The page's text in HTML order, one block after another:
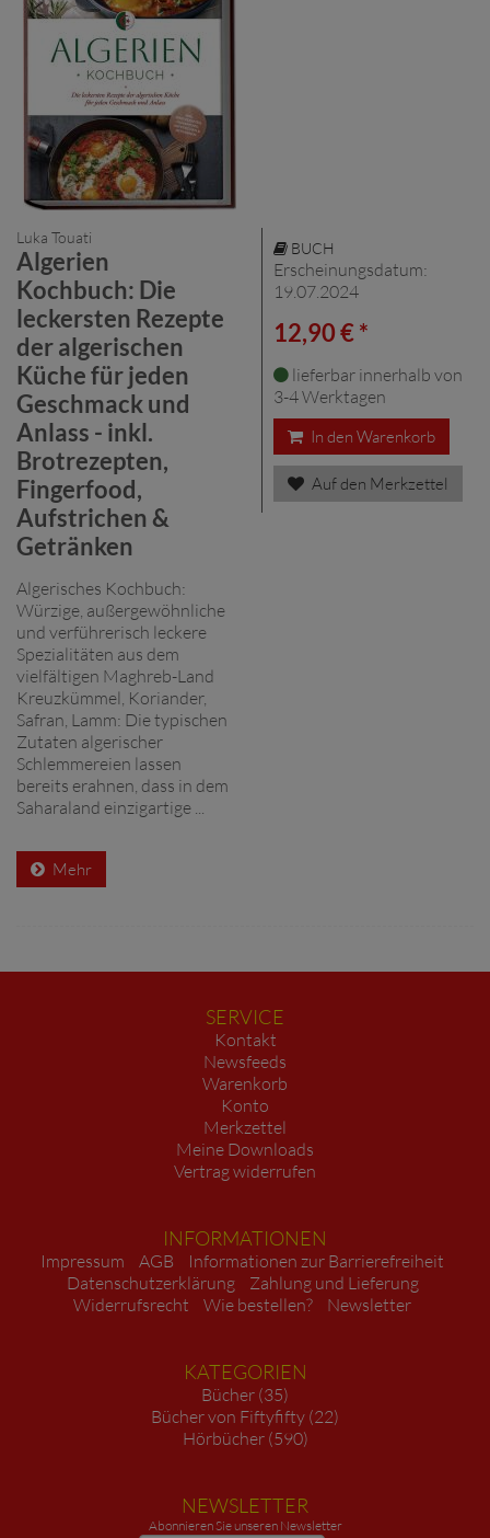
Luka Touati
Algerien
Kochbuch: Die
leckersten Rezepte
der algerischen
Küche für jeden
Geschmack und
Anlass - inkl.
Brotrezepten,
Fingerfood,
Aufstrichen &
Getränken
Algerisches Kochbuch:
Würzige, außergewöhnliche
und verführerisch leckere
Spezialitäten aus dem
vielfältigen Maghreb-Land
Kreuzkümmel, Koriander,
Safran, Lamm: Die typischen
Zutaten algerischer
Schlemmereien lassen
bereits erahnen, dass in dem
Saharaland einzigartige ...
Mehr
BUCH
Erscheinungsdatum:
19.07.2024
12,90 € *
lieferbar innerhalb von
3-4 Werktagen
In den Warenkorb
Auf den Merkzettel
SERVICE
Kontakt
Newsfeeds
Warenkorb
Konto
Merkzettel
Meine Downloads
Vertrag widerrufen
INFORMATIONEN
Impressum AGB
Informationen zur Barrierefreiheit
Datenschutzerklärung
Zahlung und Lieferung
Widerrufsrecht
Wie bestellen? Newsletter
KATEGORIEN
Bücher (35)
Bücher von Fiftyfifty (22)
Hörbücher (590)
NEWSLETTER
Abonnieren Sie unseren Newsletter